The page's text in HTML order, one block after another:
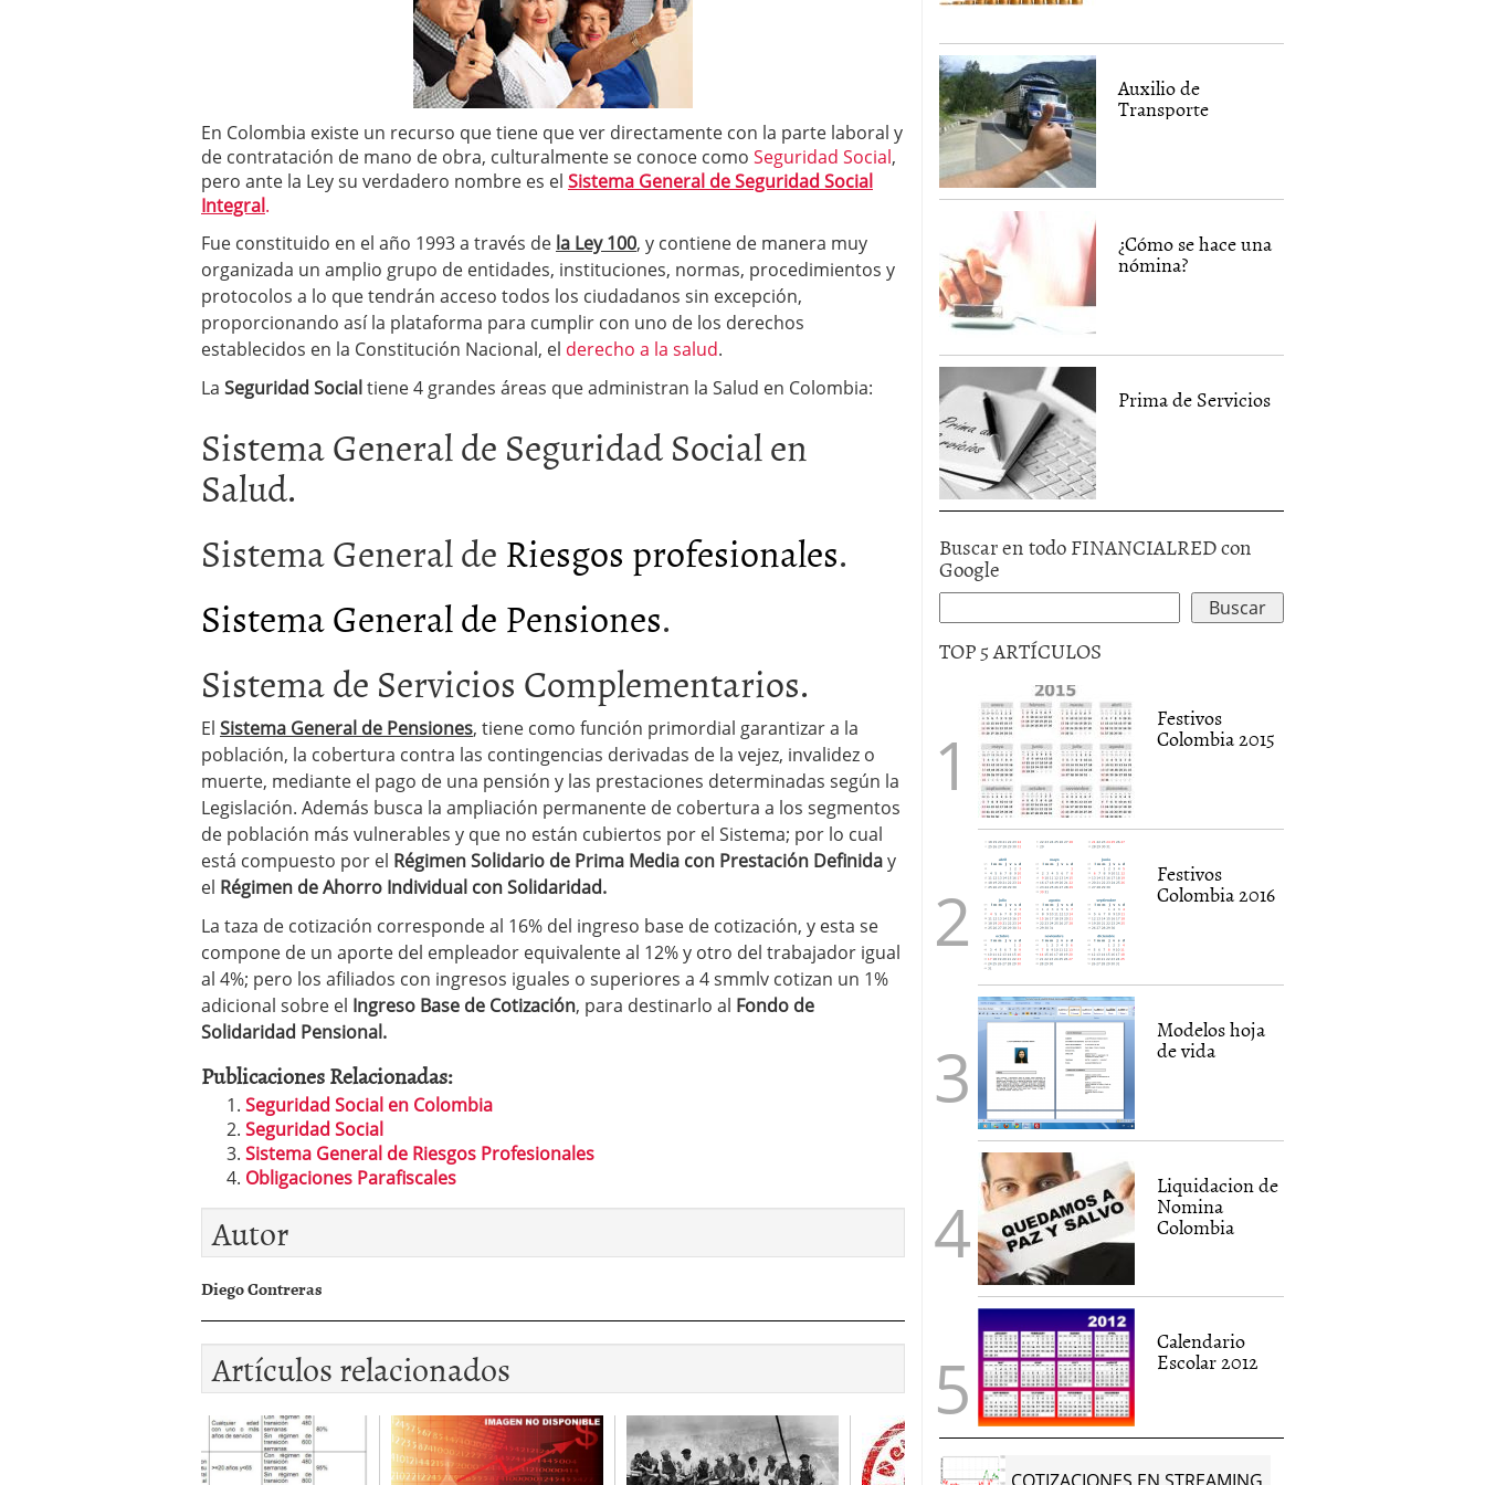
En Colombia existe un recurso que tiene que ver directamente con la parte laboral y
de contratación de mano de obra, culturalmente se conoce como Seguridad Social,
pero ante la Ley su verdadero nombre es el Sistema General de Seguridad Social
Integral.
Fue constituido en el año 1993 a través de la Ley 100, y contiene de manera muy
organizada un amplio grupo de entidades, instituciones, normas, procedimientos y
protocolos a lo que tendrán acceso todos los ciudadanos sin excepción,
proporcionando así la plataforma para cumplir con uno de los derechos
establecidos en la Constitución Nacional, el derecho a la salud.
La Seguridad Socialtiene 4 grandes áreas que administran la Salud en Colombia:
Sistema General de Seguridad Social en
Salud.
Sistema General deRiesgos profesionales.
Sistema General de Pensiones.
Sistema de Servicios Complementarios.
El Sistema General de Pensiones, tiene como función primordial garantizar a la
población, la cobertura contra las contingencias derivadas de la vejez, invalidez o
muerte, mediante el pago de una pensión y las prestaciones determinadas según la
Legislación. Además busca la ampliación permanente de cobertura a los segmentos
de población más vulnerables y que no están cubiertos por el Sistema; por lo cual
está compuesto por el Régimen Solidario de Prima Media con Prestación Definiday
el Régimen de Ahorro Individual con Solidaridad.
La taza de cotización corresponde al 16% del ingreso base de cotización, y esta se
compone de un aporte del empleador equivalente al 12% y otro del trabajador igual
al 4%; pero los afiliados con ingresos iguales o superiores a 4 smmlv cotizan un 1%
adicional sobre el Ingreso Base de Cotización, para destinarlo al Fondo de
Solidaridad Pensional.
Publicaciones Relacionadas:
Seguridad Social en Colombia
Seguridad Social
Sistema General de Riesgos Profesionales
Obligaciones Parafiscales
Autor
Diego Contreras
Artículos relacionados
Auxilio de
Transporte
¿Cómo se hace una
nómina?
Prima de Servicios
Buscar en todo FINANCIALRED con
Google
TOP 5 ARTÍCULOS
Festivos
Colombia 2015
Festivos
Colombia 2016
Modelos hoja
de vida
Liquidacion de
Nomina
Colombia
Calendario
Escolar 2012
COTIZACIONES EN STREAMING